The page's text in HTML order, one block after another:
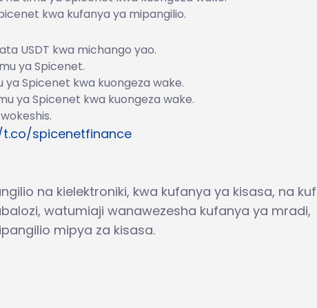
kwa kufanya ya mipangilio.
USDT kwa michango yao.
ya Spicenet.
ya Spicenet kwa kuongeza wake.
ya Spicenet kwa kuongeza wake.
spicenetfinance
na kielektroniki, kwa kufanya ya kisasa, na
watumiaji wanawezesha kufanya ya mradi,
mipya za kisasa.